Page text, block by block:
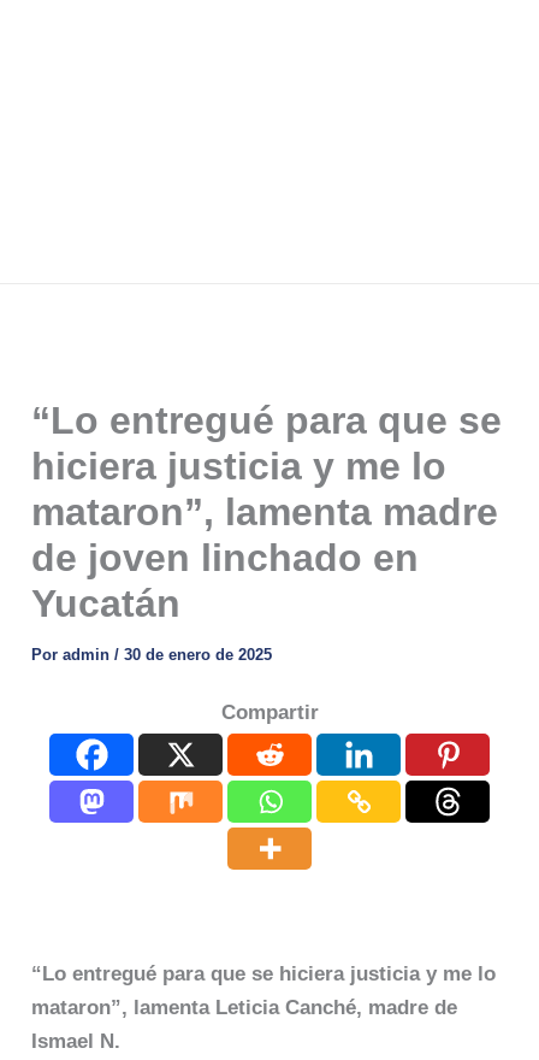
“Lo entregué para que se
hiciera justicia y me lo
mataron”, lamenta madre
de joven linchado en
Yucatán
Poradmin/30 de enero de 2025
Compartir
“Lo entregué para que se hiciera justicia y me lo
mataron”, lamenta Leticia Canché, madre de
Ismael N.